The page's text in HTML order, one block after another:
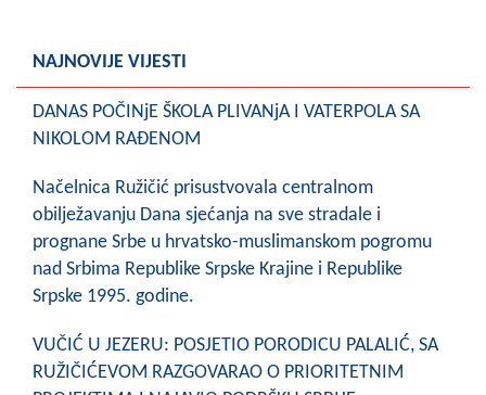
Obavještenja
Zaštita od požara
COVID 19
Geoistraživanja
FINANSIJE
Poljoprivreda
NAJNOVIJE VIJESTI
DANAS POČINjE ŠKOLA PLIVANjA I VATERPOLA SA
NIKOLOM RAĐENOM
Načelnica Ružičić prisustvovala centralnom
obilježavanju Dana sjećanja na sve stradale i
prognane Srbe u hrvatsko-muslimanskom pogromu
nad Srbima Republike Srpske Krajine i Republike
Srpske 1995. godine.
VUČIĆ U JEZERU: POSJETIO PORODICU PALALIĆ, SA
RUŽIČIĆEVOM RAZGOVARAO O PRIORITETNIM